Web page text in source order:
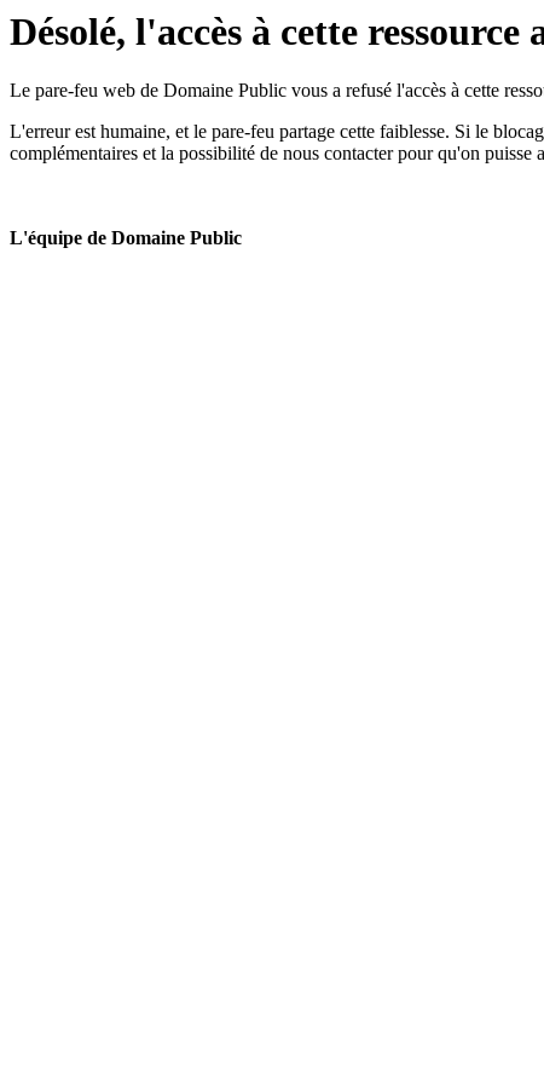
Désolé, l'accès à cette ressource
Le pare-feu web de Domaine Public vous a refusé l'accès à cette
L'erreur est humaine, et le pare-feu partage cette faiblesse. Si le
complémentaires et la possibilité de nous contacter pour qu'on puisse
L'équipe de Domaine Public